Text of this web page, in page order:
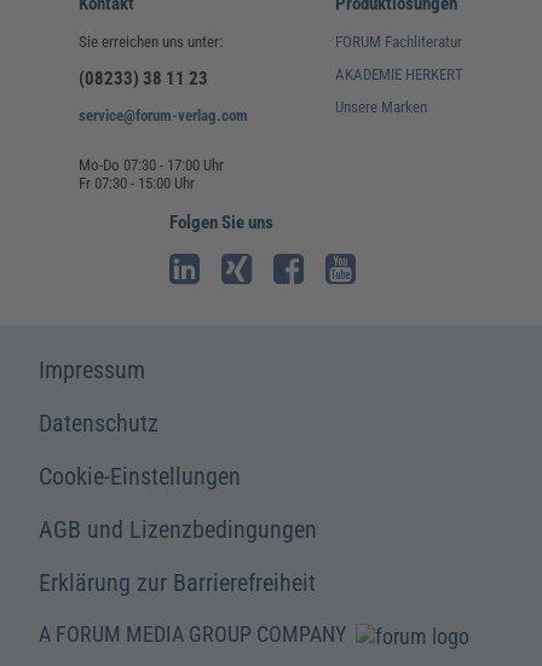
Sie erreichen uns unter:
(08233) 38 11 23
service@forum-verlag.com
Mo-Do 07:30 - 17:00 Uhr
Fr 07:30 - 15:00 Uhr
FORUM Fachliteratur
AKADEMIE HERKERT
Unsere Marken
Folgen Sie uns
Impressum
Datenschutz
Cookie-Einstellungen
AGB und Lizenzbedingungen
Erklärung zur Barrierefreiheit
A FORUM MEDIA GROUP COMPANY